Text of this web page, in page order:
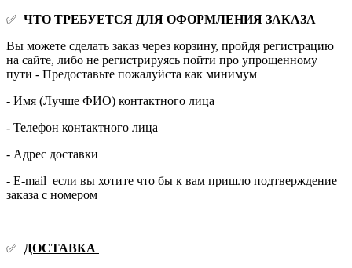
✅ ЧТО ТРЕБУЕТСЯ ДЛЯ ОФОРМЛЕНИЯ ЗАКАЗА
Вы можете сделать заказ через корзину, пройдя регистрацию
на сайте, либо не регистрируясь пойти про упрощенному
пути - Предоставьте пожалуйста как минимум
- Имя (Лучше ФИО) контактного лица
- Телефон контактного лица
- Адрес доставки
- E-mail если вы хотите что бы к вам пришло подтверждение
заказа с номером
✅
ДОСТАВКА